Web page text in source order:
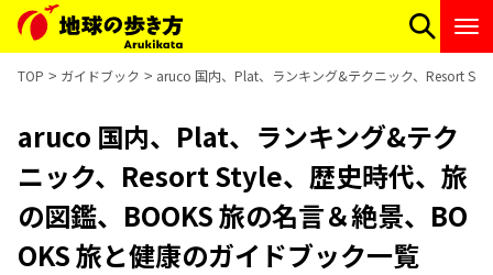
TOP ガイドブック aruco 国内、Plat、ランキング&テクニック、Resort
aruco 国内、Plat、ランキング&テク
ニック、Resort Style、歴史時代、旅
の図鑑、BOOKS 旅の名言＆絶景、BO
OKS 旅と健康のガイドブック一覧